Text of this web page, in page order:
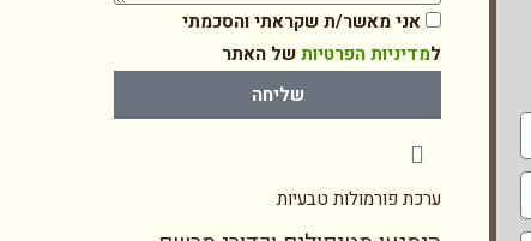
אני מאשר/ת שקראתי והסכמתי
למדיניות הפרטיותשל האתר
שליחה
ערכת פורמולות טבעיות